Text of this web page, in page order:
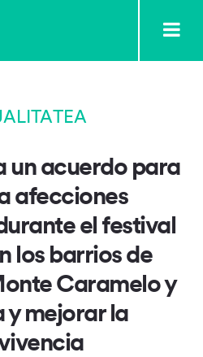
un acuerdo para
afecciones
el festival
los barrios de
Caramelo y
mejorar la